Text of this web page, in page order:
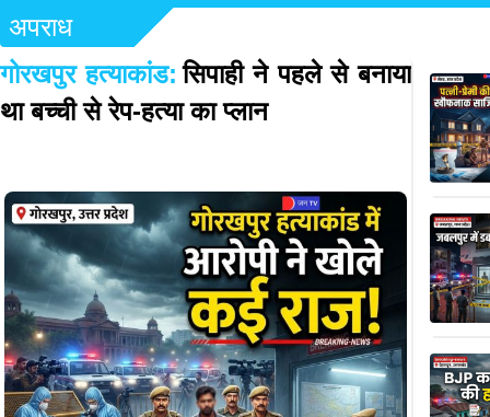
अपराध
गोरखपुर हत्याकांड: सिपाही ने पहले से बनाया
था बच्ची से रेप-हत्या का प्लान